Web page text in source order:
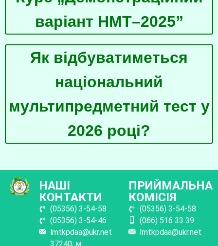
варіант НМТ–2025”
Як відбуватиметься
національний
мультипредметний тест у
2026 році?
НАШІ
КОНТАКТИ
(05356) 3-54-58
(05356) 3-54-46
lmtkpdaa@ukr.net
37240, м.
ПРИЙМАЛЬНА
КОМІСІЯ
(05356) 3-54-58
(066) 516 33 39
lmtkpdaa@ukr.net